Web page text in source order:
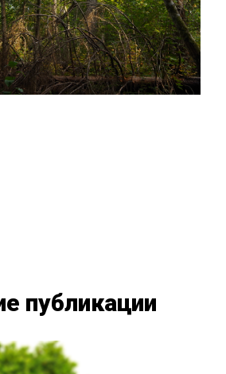
публикации